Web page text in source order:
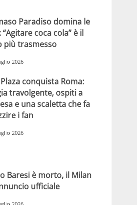
Paradiso domina le
coca cola” è il
più trasmesso
2026
conquista Roma:
travolgente, ospiti a
e una scaletta che fa
i fan
2026
Baresi è morto, il Milan
ufficiale